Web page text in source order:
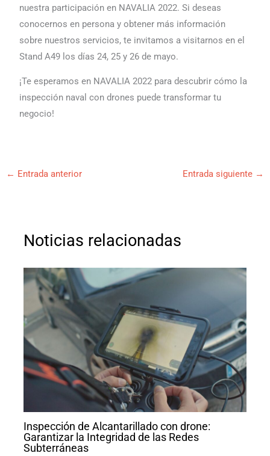
nuestra participación en NAVALIA 2022. Si deseas
conocernos en persona y obtener más información
sobre nuestros servicios, te invitamos a visitarnos en el
Stand A49 los días 24, 25 y 26 de mayo.
¡Te esperamos en NAVALIA 2022 para descubrir cómo la
inspección naval con drones puede transformar tu
negocio!
← Entrada anterior Entrada siguiente →
Noticias relacionadas
Inspección de Alcantarillado con drone:
Garantizar la Integridad de las Redes
Subterráneas